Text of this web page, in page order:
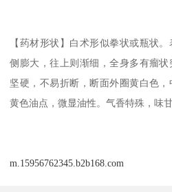
【药材形状】白术形似拳状或瓶状
侧膨大，往上则渐细，全身多有瘤
坚硬，不易折断，断面外圈黄白色
黄色油点，微显油性。气香特殊，味
m.15956762345.b2b168.com